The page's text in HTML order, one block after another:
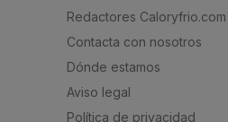
Redactores Caloryfrio.com
Contacta con nosotros
Dónde estamos
Aviso legal
Política de privacidad